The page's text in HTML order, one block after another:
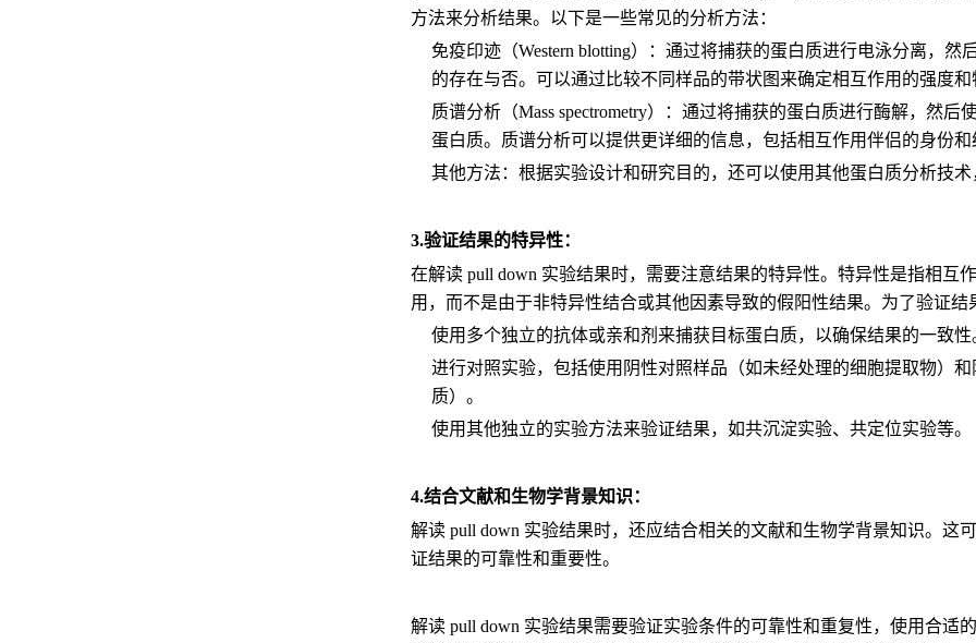
方法来分析结果。以下是一些常见的分析方法：
免疫印迹（Western blotting）：通过将捕获的蛋白质进行电泳分离，
的存在与否。可以通过比较不同样品的带状图来确定相互作用的强度
质谱分析（Mass spectrometry）：通过将捕获的蛋白质进行酶解，然
蛋白质。质谱分析可以提供更详细的信息，包括相互作用伴侣的身份和
其他方法：根据实验设计和研究目的，还可以使用其他蛋白质分析技
3.验证结果的特异性：
在解读 pull down 实验结果时，需要注意结果的特异性。特异性是指相互
用，而不是由于非特异性结合或其他因素导致的假阳性结果。为了验证
使用多个独立的抗体或亲和剂来捕获目标蛋白质，以确保结果的一致性
进行对照实验，包括使用阴性对照样品（如未经处理的细胞提取物）
质）。
使用其他独立的实验方法来验证结果，如共沉淀实验、共定位实验等。
4.结合文献和生物学背景知识：
解读 pull down 实验结果时，还应结合相关的文献和生物学背景知识。这
证结果的可靠性和重要性。
解读 pull down 实验结果需要验证实验条件的可靠性和重复性，使用合适